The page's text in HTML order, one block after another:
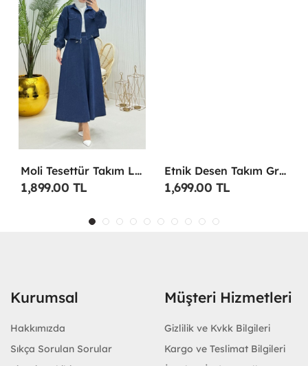
Moli Tesettür Takım Lacivert Lacivert
1,899.00 TL
Etnik Desen Takım Gri Gri
1,699.00 TL
Kurumsal
Hakkımızda
Sıkça Sorulan Sorular
Müşteri Hizmetleri
Gizlilik ve Kvkk Bilgileri
Kargo ve Teslimat Bilgileri